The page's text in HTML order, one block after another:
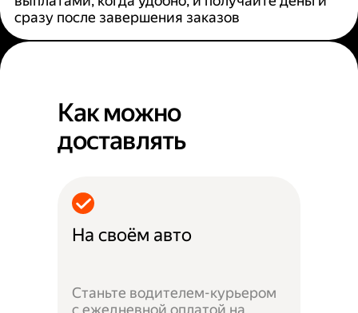
сразу после завершения заказов
Как можно
доставлять
На своём авто
Станьте водителем-курьером